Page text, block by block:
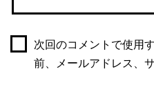
次回のコメントで使用
前、メールアドレス、